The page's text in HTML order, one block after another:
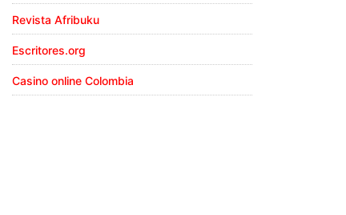
Revista Afribuku
Escritores.org
Casino online Colombia